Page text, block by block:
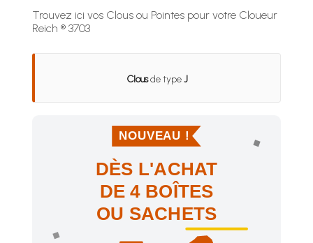
Trouvez ici vos Clous ou Pointes pour votre Cloueur
Reich ® 3703
Clousde typeJ
NOUVEAU !
DÈS L'ACHAT
DE 4 BOÎTES
OU SACHETS